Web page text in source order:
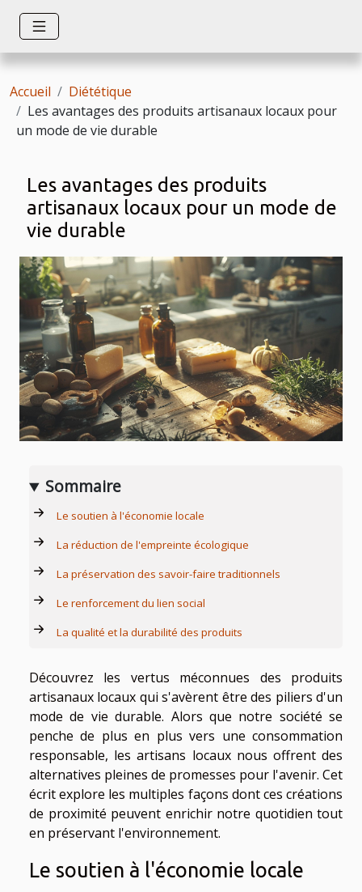
Accueil
Diététique
Les avantages des produits artisanaux locaux pour
un mode de vie durable
Les avantages des produits
artisanaux locaux pour un mode de
vie durable
Sommaire
Le soutien à l'économie locale
La réduction de l'empreinte écologique
La préservation des savoir-faire traditionnels
Le renforcement du lien social
La qualité et la durabilité des produits
Découvrez les vertus méconnues des produits
artisanaux locaux qui s'avèrent être des piliers d'un
mode de vie durable. Alors que notre société se
penche de plus en plus vers une consommation
responsable, les artisans locaux nous offrent des
alternatives pleines de promesses pour l'avenir. Cet
écrit explore les multiples façons dont ces créations
de proximité peuvent enrichir notre quotidien tout
en préservant l'environnement.
Le soutien à l'économie locale